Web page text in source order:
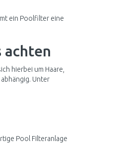
ein Poolfilter eine
hierbei um Haare,
Unter
Pool Filteranlage